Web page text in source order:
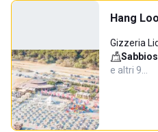
Hang
Gizzeria
e altri 9…